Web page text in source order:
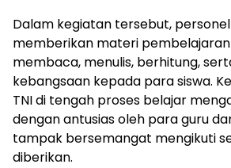
Dalam kegiatan tersebut,
memberikan materi
membaca, menulis, berhitung,
kebangsaan kepada para siswa.
TNI di tengah proses belajar
dengan antusias oleh para guru
tampak bersemangat mengikuti
diberikan.